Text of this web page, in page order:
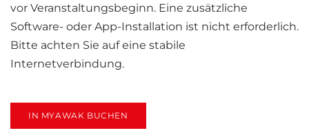
vor Veranstaltungsbeginn. Eine zusätzliche
Software- oder App-Installation ist nicht erforderlich.
Bitte achten Sie auf eine stabile
Internetverbindung.
IN MYAWAK BUCHEN